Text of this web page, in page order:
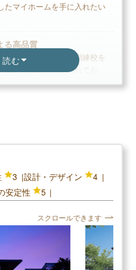
で完了
公式】
で取り寄せる
に聞きました
？
た点、良かった点は？
む
たマイホームを手に入れたい
る高品質
る住友林業は企業内訓練校を
工の育成にも力を入れてお
頼性があります。一般的に下
を建てられます。
の家を実現
の家を実現できます。住友
行った設計満足度調査では満
の設計力を高く評価していま
してもらえるのが魅力で
コミ評判／
件)
3 設計・デザイン
4
安定性 5
スクロールできます